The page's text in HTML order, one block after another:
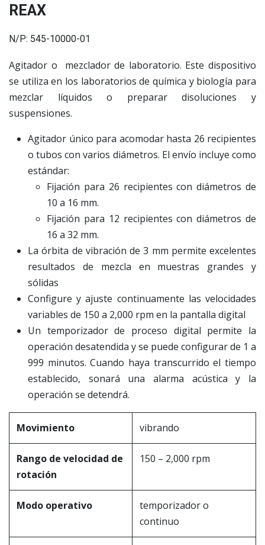
REAX
N/P: 545-10000-01
Agitador o mezclador de laboratorio. Este dispositivo
se utiliza en los laboratorios de química y biología para
mezclar líquidos o preparar disoluciones y
suspensiones.
Agitador único para acomodar hasta 26 recipientes
o tubos con varios diámetros. El envío incluye como
estándar:
Fijación para 26 recipientes con diámetros de
10 a 16 mm.
Fijación para 12 recipientes con diámetros de
16 a 32 mm.
La órbita de vibración de 3 mm permite excelentes
resultados de mezcla en muestras grandes y
sólidas
Configure y ajuste continuamente las velocidades
variables de 150 a 2,000 rpm en la pantalla digital
Un temporizador de proceso digital permite la
operación desatendida y se puede configurar de 1 a
999 minutos. Cuando haya transcurrido el tiempo
establecido, sonará una alarma acústica y la
operación se detendrá.
Movimiento vibrando
Rango de velocidad de
rotación
150 – 2,000 rpm
Modo operativo
temporizador o
continuo